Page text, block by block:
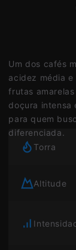
Um dos cafés
acidez média
frutas
doçura intensa
para quem
diferenciada.
Torra
Altitude